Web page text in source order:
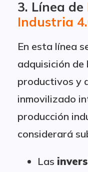
3. Línea de
Industria
En esta línea
adquisición de
productivos y
inmovilizado
producción
considerará
Las